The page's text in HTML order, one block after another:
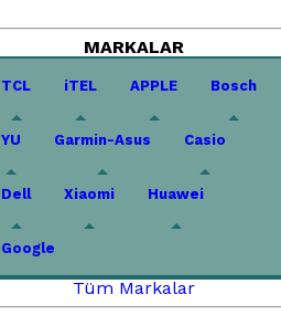
MARKALAR
TCL iTEL APPLE Bosch
YU Garmin-Asus Casio
Dell Xiaomi Huawei
Google
Tüm Markalar